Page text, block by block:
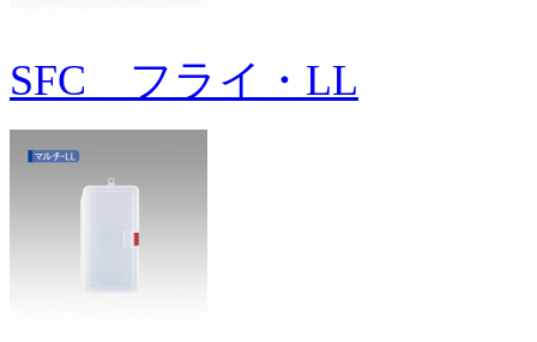
SFC フライ・LL